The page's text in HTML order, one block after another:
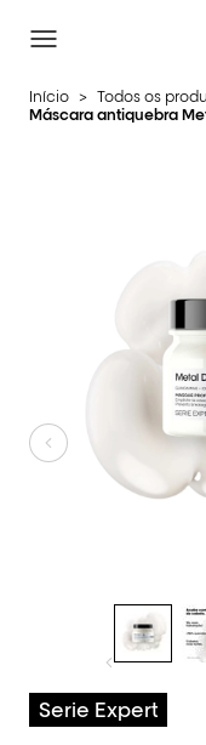
L'Oréal
SITE MENU
Início > Todos os
Máscara antiquebra
Serie Expert